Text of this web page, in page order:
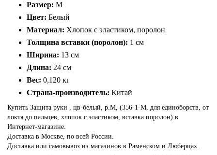
Размер: M
Цвет: Белый
Материал: Хлопок с эластиком, поролон
Толщина вставки (поролон): 1 см
Ширина: 13 см
Длина: 24 см
Вес: 0,120 кг
Страна-производитель: Китай
Купить Защита руки , цв-белый, р.M, (356-1-M, для единоборств, от
локтя до пальцев, хлопок с эластиком, вставка поролон) в
Интернет-магазине.
Доставка в Москве, по всей России.
Доставка или самовывоз из магазинов в Раменском и Люберцах.